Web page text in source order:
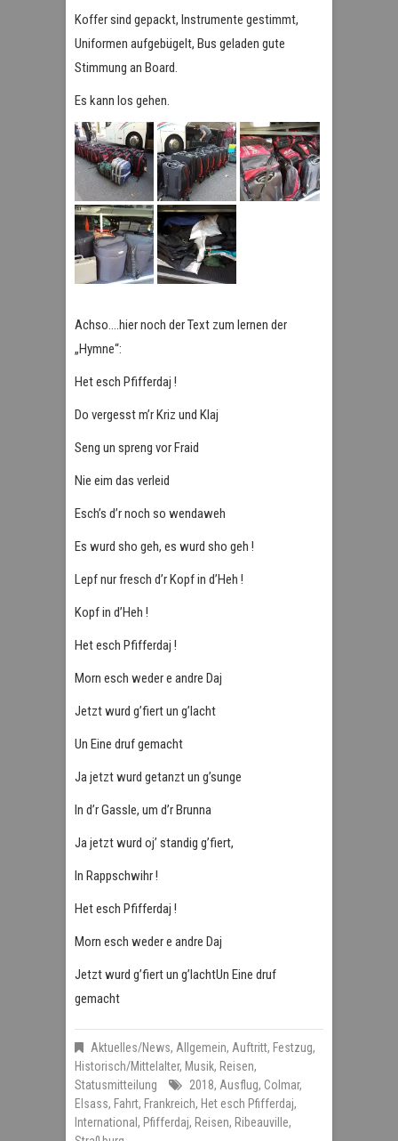
Koffer sind gepackt, Instrumente gestimmt,
Uniformen aufgebügelt, Bus geladen gute
Stimmung an Board.
Es kann los gehen.
Achso….hier noch der Text zum lernen der
„Hymne“:
Het esch Pfifferdaj !
Do vergesst m’r Kriz und Klaj
Seng un spreng vor Fraid
Nie eim das verleid
Esch’s d’r noch so wendaweh
Es wurd sho geh, es wurd sho geh !
Lepf nur fresch d’r Kopf in d’Heh !
Kopf in d’Heh !
Het esch Pfifferdaj !
Morn esch weder e andre Daj
Jetzt wurd g’fiert un g’lacht
Un Eine druf gemacht
Ja jetzt wurd getanzt un g’sunge
In d’r Gassle, um d’r Brunna
Ja jetzt wurd oj’ standig g’fiert,
In Rappschwihr !
Het esch Pfifferdaj !
Morn esch weder e andre Daj
Jetzt wurd g’fiert un g’lachtUn Eine druf
gemacht
Aktuelles/News, Allgemein, Auftritt, Festzug,
Historisch/Mittelalter, Musik, Reisen,
Statusmitteilung
2018, Ausflug, Colmar,
Elsass, Fahrt, Frankreich, Het esch Pfifferdaj,
International , Pfifferdaj, Reisen, Ribeauville,